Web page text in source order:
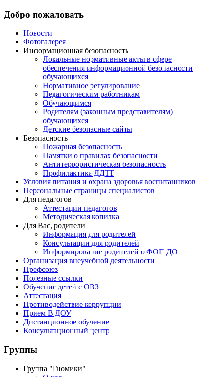
Добро пожаловать
Новости
Фотогалерея
Информационная безопасность
Локальные нормативные акты в сфере
обеспечения информационной безопасности
обучающихся
Нормативное регулирование
Педагогическим работникам
Обучающимся
Родителям (законным представителям)
обучающихся
Детские безопасные сайты
Безопасность
Пожарная безопасность
Памятки о правилах безопасности
Антитеррористическая безопасность
Профилактика ДДТТ
Условия питания и охрана здоровья воспитанников
Персональные страницы специалистов
Для педагогов
Аттестации педагогов
Методическая копилка
Для Вас, родители
Информация для родителей
Консультации для родителей
Информирование родителей о ФОП ДО
Организация внеучебной деятельности
Профсоюз
Полезные ссылки
Обучение детей с ОВЗ
Аттестация
Противодействие коррупции
Прием В ДОУ
Дистанционное обучение
Консультационный центр
Группы
Группа "Гномики"